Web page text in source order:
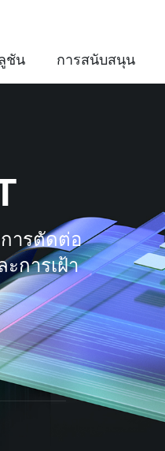
ชัน การสนับสนุน
การตัดต่อ
การเฝ้า